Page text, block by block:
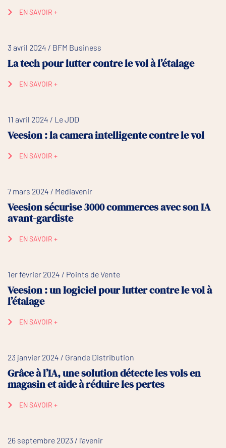
EN SAVOIR +
3 avril 2024 / BFM Business
La tech pour lutter contre le vol à l’étalage
EN SAVOIR +
11 avril 2024 / Le JDD
Veesion : la camera intelligente contre le vol
EN SAVOIR +
7 mars 2024 / Mediavenir
Veesion sécurise 3000 commerces avec son IA
avant-gardiste
EN SAVOIR +
1er février 2024 / Points de Vente
Veesion : un logiciel pour lutter contre le vol à
l’étalage
EN SAVOIR +
23 janvier 2024 / Grande Distribution
Grâce à l’IA, une solution détecte les vols en
magasin et aide à réduire les pertes
EN SAVOIR +
26 septembre 2023 / l’avenir